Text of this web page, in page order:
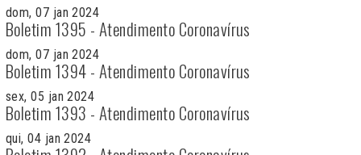
dom, 07 jan 2024
Boletim 1395 - Atendimento Coronavírus
dom, 07 jan 2024
Boletim 1394 - Atendimento Coronavírus
sex, 05 jan 2024
Boletim 1393 - Atendimento Coronavírus
qui, 04 jan 2024